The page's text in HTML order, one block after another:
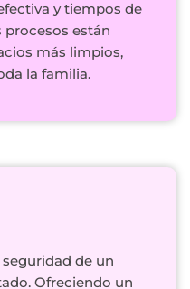
y tiempos de
procesos están
más limpios,
la familia.
de un
Ofreciendo un